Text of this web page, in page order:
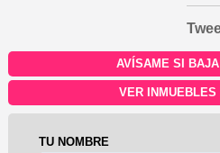
AVÍSAME SI
VER
TU NOMBRE